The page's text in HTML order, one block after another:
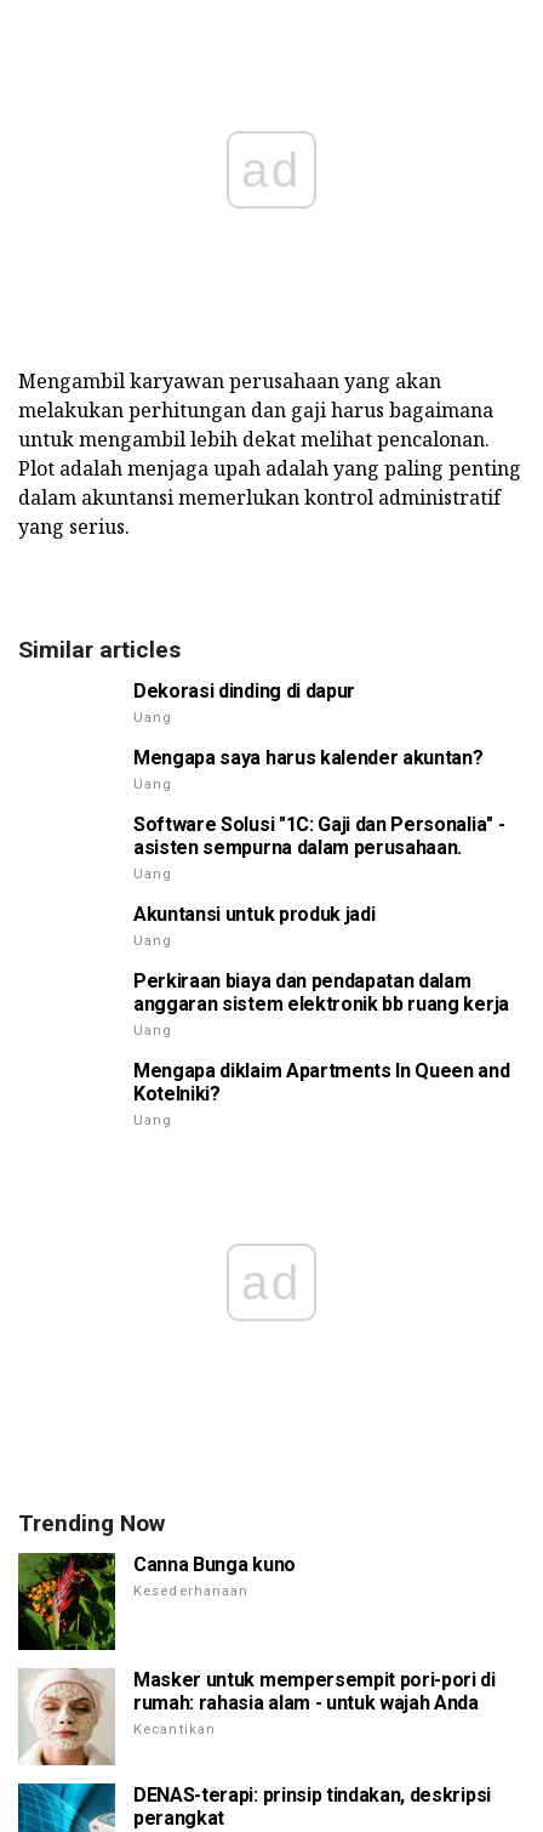
ad
Mengambil karyawan perusahaan yang akan
melakukan perhitungan dan gaji harus bagaimana
untuk mengambil lebih dekat melihat pencalonan.
Plot adalah menjaga upah adalah yang paling penting
dalam akuntansi memerlukan kontrol administratif
yang serius.
Similar articles
Dekorasi dinding di dapur
Uang
Mengapa saya harus kalender akuntan?
Uang
Software Solusi "1C: Gaji dan Personalia" -
asisten sempurna dalam perusahaan.
Uang
Akuntansi untuk produk jadi
Uang
Perkiraan biaya dan pendapatan dalam
anggaran sistem elektronik bb ruang kerja
Uang
Mengapa diklaim Apartments In Queen and
Kotelniki?
Uang
ad
Trending Now
Canna Bunga kuno
Kesederhanaan
Masker untuk mempersempit pori-pori di
rumah: rahasia alam - untuk wajah Anda
Kecantikan
DENAS-terapi: prinsip tindakan, deskripsi
perangkat